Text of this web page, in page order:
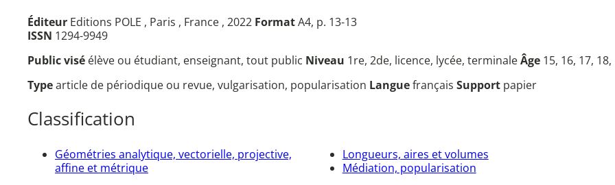
Éditeur Editions POLE , Paris , France , 2022 FormatA4, p. 13-13
ISSN 1294-9949
Public visé élève ou étudiant, enseignant, tout public Niveau 1re, 2de, licence, lycée, terminaleÂge 15, 16, 17, 18,
Typearticle de périodique ou revue, vulgarisation, popularisation Languefrançais Support papier
Classification
Géométries analytique, vectorielle, projective,
affine et métrique
Longueurs, aires et volumes
Médiation, popularisation